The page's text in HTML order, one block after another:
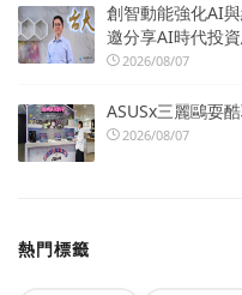
創智動能強化AI
邀分享AI時代投
2026/08/07
ASUSx三麗鷗耍
2026/08/07
熱門標籤